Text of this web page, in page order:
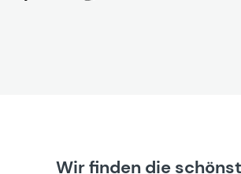
Wir finden die